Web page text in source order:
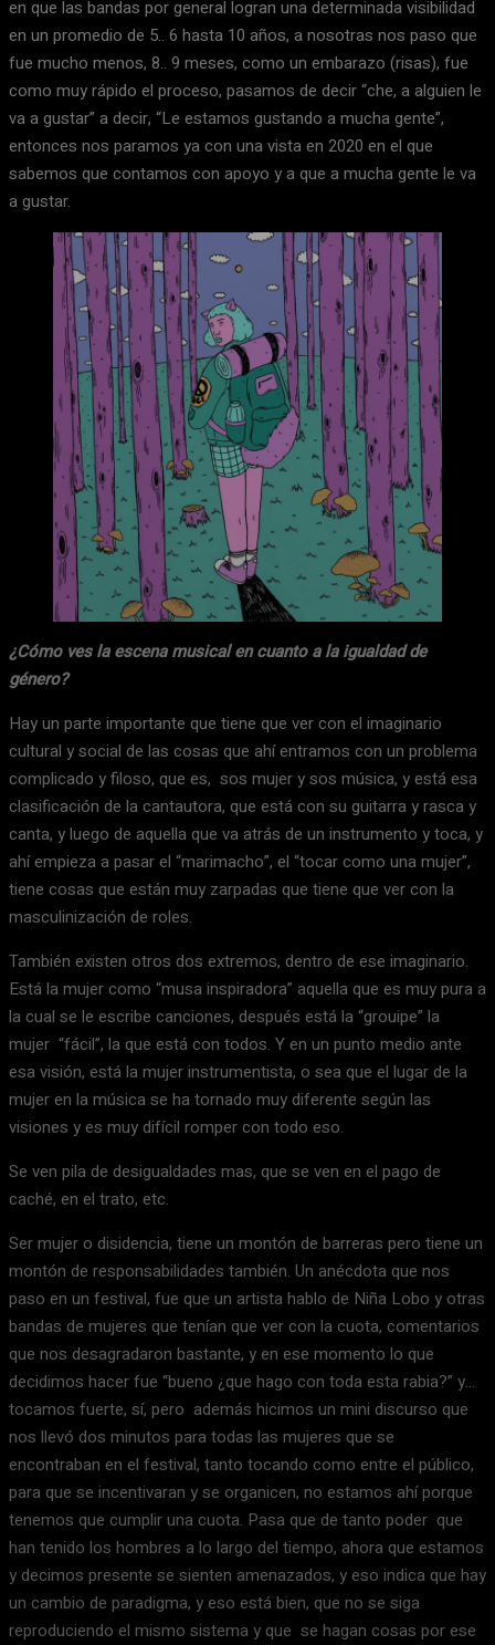
en que las bandas por general logran una determinada visibilidad
en un promedio de 5.. 6 hasta 10 años, a nosotras nos paso que
fue mucho menos, 8.. 9 meses, como un embarazo (risas), fue
como muy rápido el proceso, pasamos de decir “che, a alguien le
va a gustar” a decir, “Le estamos gustando a mucha gente”,
entonces nos paramos ya con una vista en 2020 en el que
sabemos que contamos con apoyo y a que a mucha gente le va
a gustar.
¿Cómo ves la escena musical en cuanto a la igualdad de
género?
Hay un parte importante que tiene que ver con el imaginario
cultural y social de las cosas que ahí entramos con un problema
complicado y filoso, que es, sos mujer y sos música, y está esa
clasificación de la cantautora, que está con su guitarra y rasca y
canta, y luego de aquella que va atrás de un instrumento y toca, y
ahí empieza a pasar el “marimacho”, el “tocar como una mujer”,
tiene cosas que están muy zarpadas que tiene que ver con la
masculinización de roles.
También existen otros dos extremos, dentro de ese imaginario.
Está la mujer como “musa inspiradora” aquella que es muy pura a
la cual se le escribe canciones, después está la “grouipe” la
mujer “fácil”, la que está con todos. Y en un punto medio ante
esa visión, está la mujer instrumentista, o sea que el lugar de la
mujer en la música se ha tornado muy diferente según las
visiones y es muy difícil romper con todo eso.
Se ven pila de desigualdades mas, que se ven en el pago de
caché, en el trato, etc.
Ser mujer o disidencia, tiene un montón de barreras pero tiene un
montón de responsabilidades también. Un anécdota que nos
paso en un festival, fue que un artista hablo de Niña Lobo y otras
bandas de mujeres que tenían que ver con la cuota, comentarios
que nos desagradaron bastante, y en ese momento lo que
decidimos hacer fue “bueno ¿que hago con toda esta rabia?” y…
tocamos fuerte, sí, pero además hicimos un mini discurso que
nos llevó dos minutos para todas las mujeres que se
encontraban en el festival, tanto tocando como entre el público,
para que se incentivaran y se organicen, no estamos ahí porque
tenemos que cumplir una cuota. Pasa que de tanto poder que
han tenido los hombres a lo largo del tiempo, ahora que estamos
y decimos presente se sienten amenazados, y eso indica que hay
un cambio de paradigma, y eso está bien, que no se siga
reproduciendo el mismo sistema y que se hagan cosas por ese